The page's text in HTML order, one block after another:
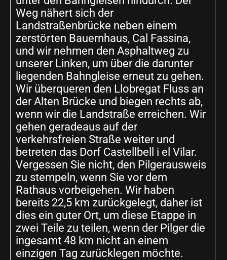
Weg nähert sich der
Landstraßenbrücke neben einem
zerstörten Bauernhaus, Cal Fassina,
und wir nehmen den Asphaltweg zu
unserer Linken, um über die darunter
liegenden Bahngleise erneut zu gehen.
Wir überqueren den Llobregat Fluss an
der Alten Brücke und biegen rechts ab,
wenn wir die Landstraße erreichen. Wir
gehen geradeaus auf der
verkehrsfreien Straße weiter und
betreten das Dorf Castellbell i el Vilar.
Vergessen Sie nicht, den Pilgerausweis
zu stempeln, wenn Sie vor dem
Rathaus vorbeigehen. Wir haben
bereits 22,5 km zurückgelegt, daher ist
dies ein guter Ort, um diese Etappe in
zwei Teile zu teilen, wenn der Pilger die
ingesamt 48 km nicht an einem
einzigen Tag zurücklegen möchte.